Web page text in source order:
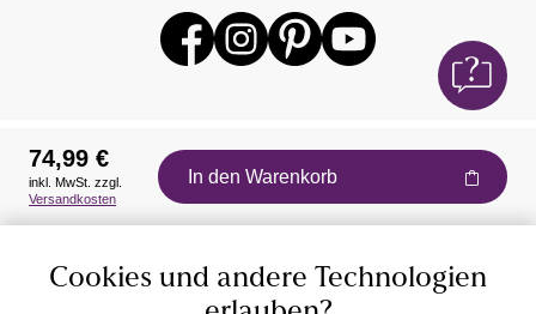
Auszeichnungen
74,99 €
inkl. MwSt. zzgl.
Versandkosten
In den Warenkorb
Cookies und andere Technologien